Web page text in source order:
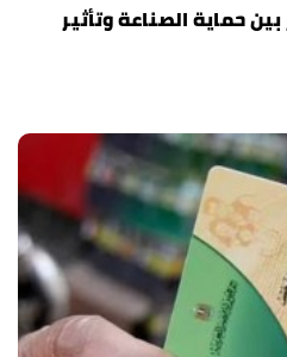
حماية الصناعة وتأثير